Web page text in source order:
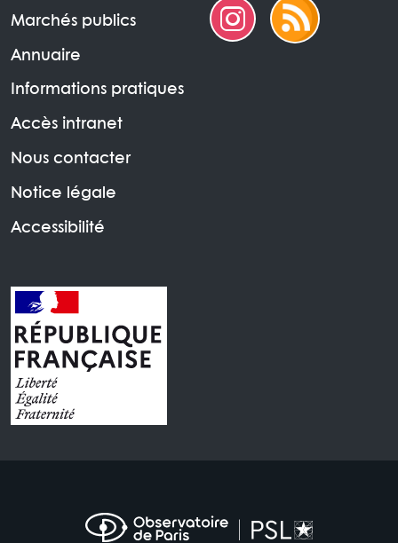
Marchés publics
Annuaire
Informations pratiques
Accès intranet
Nous contacter
Notice légale
Accessibilité